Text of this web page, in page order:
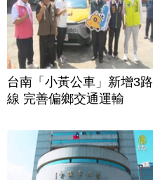
台南「小黃公車」新增3路
線 完善偏鄉交通運輸